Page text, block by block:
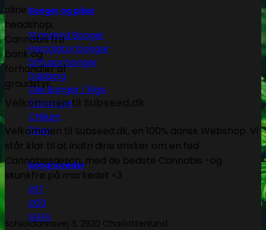
Bonger og piber
Standard Bonger
Percolator bonger
Diffusor bonger
Dabbing
Olie Bonger / Rigs
Tjubanger
Chillum
Piber
Bonghoveder
Ø17
Ø20
SG14
Velkommen til Subseed.dk
Velkommen til Subseed.dk, en 100% dansk Webshop. Vi
står klar til at indfri dine ønsker om en fed
Cannabissæson, med de bedste Cannabis -og
skunkfrø på markedet <3
Schioldannsvej 3, 2920 Charlottenlund